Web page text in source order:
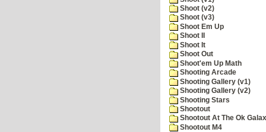
Shoot (v2)
Shoot (v3)
Shoot Em Up
Shoot II
Shoot It
Shoot Out
Shoot'em Up Math
Shooting Arcade
Shooting Gallery (v1)
Shooting Gallery (v2)
Shooting Stars
Shootout
Shootout At The Ok
Shootout M4